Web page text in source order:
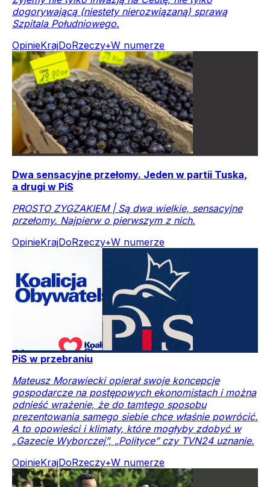
dogorywającą (niestety nierozwiązaną) sprawą
Szpitala Południowego.
OpinieKrajDoRzeczy+W numerze
Dwa sensacyjne przełomy. Jeden w partii Tuska,
a drugi w PiS
PROSTO ZYGZAKIEM | Są dwa wielkie, sensacyjne
przełomy. Najpierw o pierwszym z nich.
OpinieKrajDoRzeczy+W numerze
PiS w przebraniu
Mateusz Morawiecki opierał swoje koncepcje
gospodarcze na postępowych ekonomistach i można
odnieść wrażenie, że do tamtego sposobu
prezentowania samego siebie chce właśnie powrócić.
A to opowieści i klimaty, które mogłyby zdobyć w
„Gazecie Wyborczej”, „Polityce” czy TVN24 uznanie.
OpinieKrajDoRzeczy+W numerze